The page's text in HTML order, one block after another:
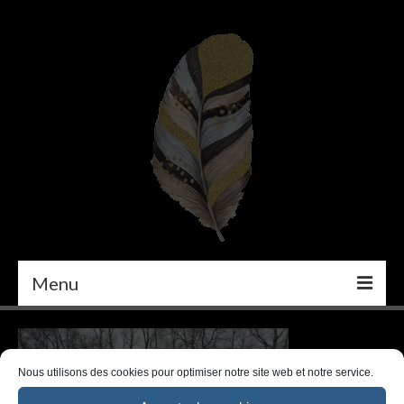
Nous utilisons des cookies pour optimiser notre site web et notre service.
Menu
PEINTURE
DÉCORATION INTÉRIEURE